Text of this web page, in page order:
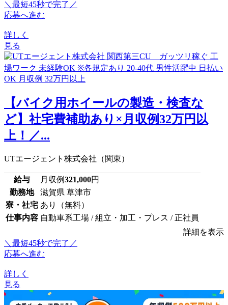
＼最短45秒で完了／
応募へ進む
詳しく
見る
【バイク用ホイールの製造・検査な
ど】社宅費補助あり×月収例32万円以
上！／...
UTエージェント株式会社（関東）
給与 月収例321,000円
勤務地
滋賀県 草津市
寮・社宅 あり（無料）
仕事内容 自動車系工場 / 組立・加工・プレス / 正社員
詳細を表示
＼最短45秒で完了／
応募へ進む
詳しく
見る